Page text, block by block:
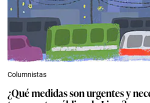
Columnistas
¿Qué medidas son urgentes y